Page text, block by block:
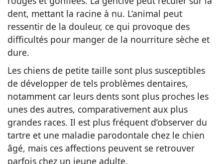
dent, mettant la racine à nu. L’animal peut
ressentir de la douleur, ce qui provoque des
difficultés pour manger de la nourriture sèche et
dure.
Les chiens de petite taille sont plus susceptibles
de développer de tels problèmes dentaires,
notamment car leurs dents sont plus proches les
unes des autres, comparativement aux plus
grandes races. Il est plus fréquent d’observer du
tartre et une maladie parodontale chez le chien
âgé, mais ces affections peuvent se retrouver
parfois chez un jeune adulte.